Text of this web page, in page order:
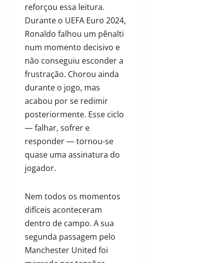
reforçou essa leitura.
Durante o UEFA Euro 2024,
Ronaldo falhou um pênalti
num momento decisivo e
não conseguiu esconder a
frustração. Chorou ainda
durante o jogo, mas
acabou por se redimir
posteriormente. Esse ciclo
— falhar, sofrer e
responder — tornou-se
quase uma assinatura do
jogador.
Nem todos os momentos
difíceis aconteceram
dentro de campo. A sua
segunda passagem pelo
Manchester United foi